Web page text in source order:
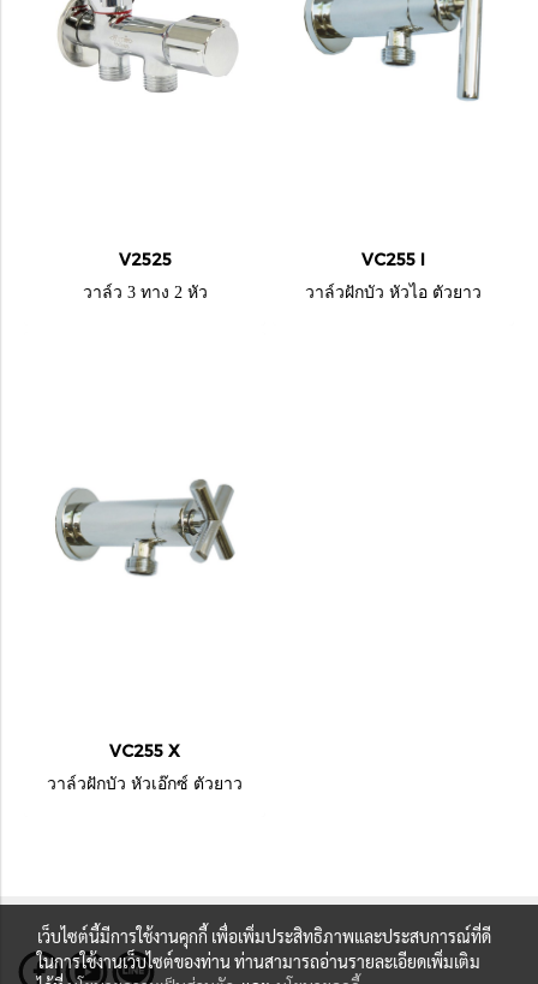
V2525
วาล์ว 3 ทาง 2 หัว
VC255 I
วาล์วฝักบัว หัวไอ ตัวยาว
VC255 X
วาล์วฝักบัว หัวเอ๊กซ์ ตัวยาว
เว็บไซต์นี้มีการใช้งานคุกกี้ เพื่อเพิ่มประสิทธิภาพและประสบการณ์ที่ดี
ในการใช้งานเว็บไซต์ของท่าน ท่านสามารถอ่านรายละเอียดเพิ่มเติม